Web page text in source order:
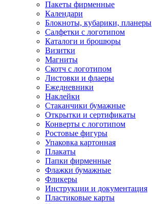
Пакеты фирменные
Календари
Блокноты, кубарики, планеры
Салфетки с логотипом
Каталоги и брошюры
Визитки
Магниты
Скотч с логотипом
Листовки и флаеры
Ежедневники
Наклейки
Стаканчики бумажные
Открытки и сертификаты
Конверты с логотипом
Ростовые фигуры
Упаковка картонная
Плакаты
Папки фирменные
Флажки бумажные
Фликеры
Инструкции и документация
Пластиковые карты